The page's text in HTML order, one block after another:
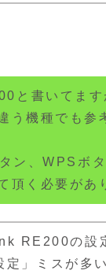
と書いてま
う機種でも参
ン、WPSボ
頂く必要があ
RE200の設
定」ミスが多